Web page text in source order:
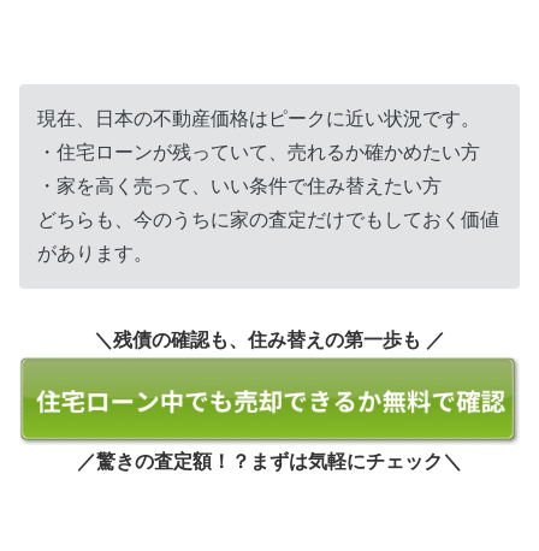
現在、日本の不動産価格はピークに近い状況です。
・住宅ローンが残っていて、売れるか確かめたい方
・家を高く売って、いい条件で住み替えたい方
どちらも、今のうちに家の査定だけでもしておく価値
があります。
＼残債の確認も、住み替えの第一歩も ／
／驚きの査定額！？まずは気軽にチェック＼